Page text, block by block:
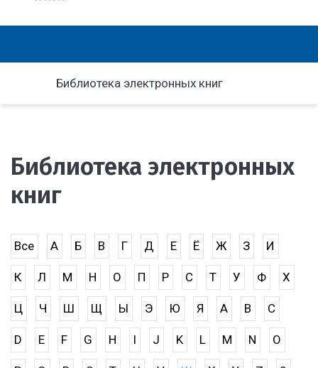
Библиотека электронных книг
Библиотека электронных
книг
Все А Б В Г Д Е Ё Ж З И
К Л М Н О П Р С Т У Ф Х
Ц Ч Ш Щ Ы Э Ю Я A B C
D E F G H I J K L M N O